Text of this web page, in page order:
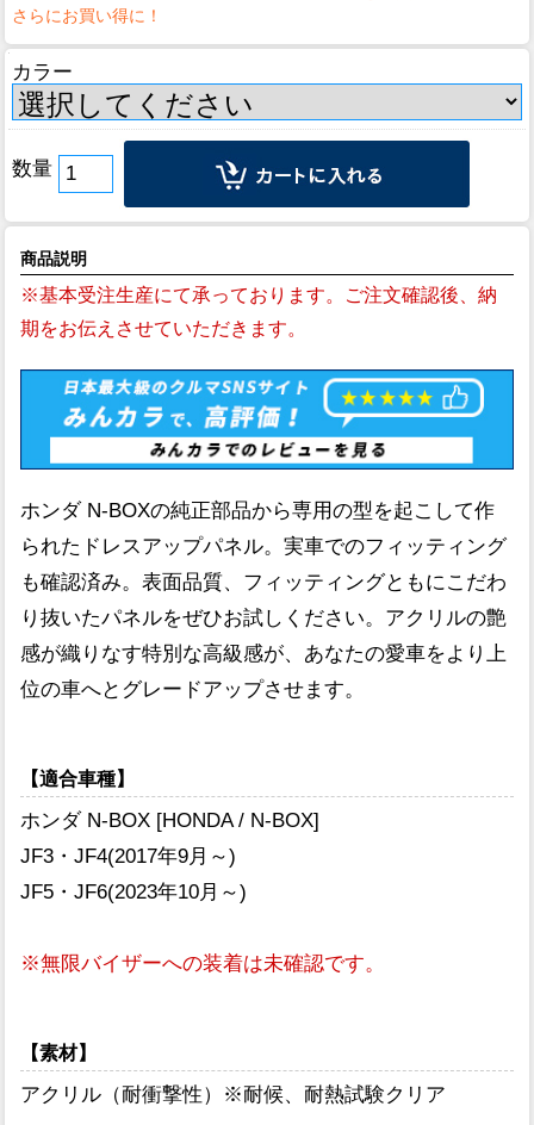
カラー
数量
商品説明
※基本受注生産にて承っております。ご注文確認後、納
期をお伝えさせていただきます。
ホンダ N-BOXの純正部品から専用の型を起こして作
られたドレスアップパネル。実車でのフィッティング
も確認済み。表面品質、フィッティングともにこだわ
り抜いたパネルをぜひお試しください。アクリルの艶
感が織りなす特別な高級感が、あなたの愛車をより上
位の車へとグレードアップさせます。
【適合車種】
ホンダ N-BOX [HONDA / N-BOX]
JF3・JF4(2017年9月～)
JF5・JF6(2023年10月～)
※無限バイザーへの装着は未確認です。
【素材】
アクリル（耐衝撃性）※耐候、耐熱試験クリア